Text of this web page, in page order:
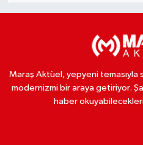
Maraş Aktüel, yepyeni
modernizmi bir araya getiriyor.
haber